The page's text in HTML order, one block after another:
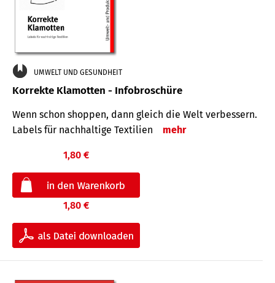
UMWELT UND GESUNDHEIT
Korrekte Klamotten - Infobroschüre
Wenn schon shoppen, dann gleich die Welt verbessern.
Labels für nachhaltige Textilien
mehr
1,80 €
1,80 €